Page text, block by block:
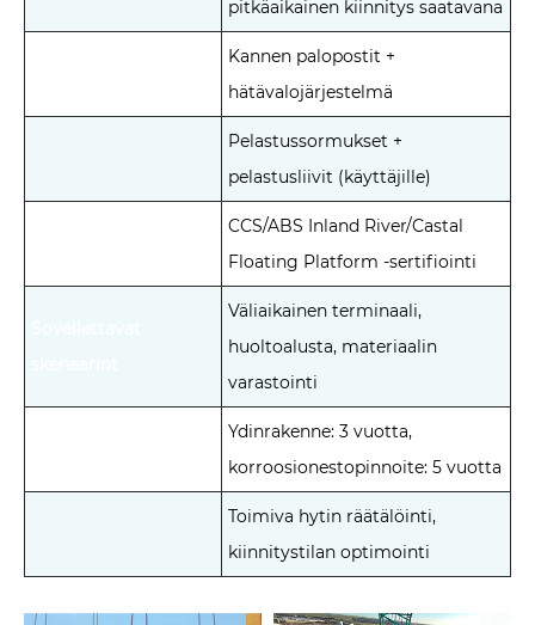
pitkäaikainen kiinnitys saatavana
Kannen palopostit +
hätävalojärjestelmä
Pelastussormukset +
pelastusliivit (käyttäjille)
CCS/ABS Inland River/Castal
Floating Platform -sertifiointi
Väliaikainen terminaali,
huoltoalusta, materiaalin
varastointi
Ydinrakenne: 3 vuotta,
korroosionestopinnoite: 5 vuotta
Toimiva hytin räätälöinti,
kiinnitystilan optimointi